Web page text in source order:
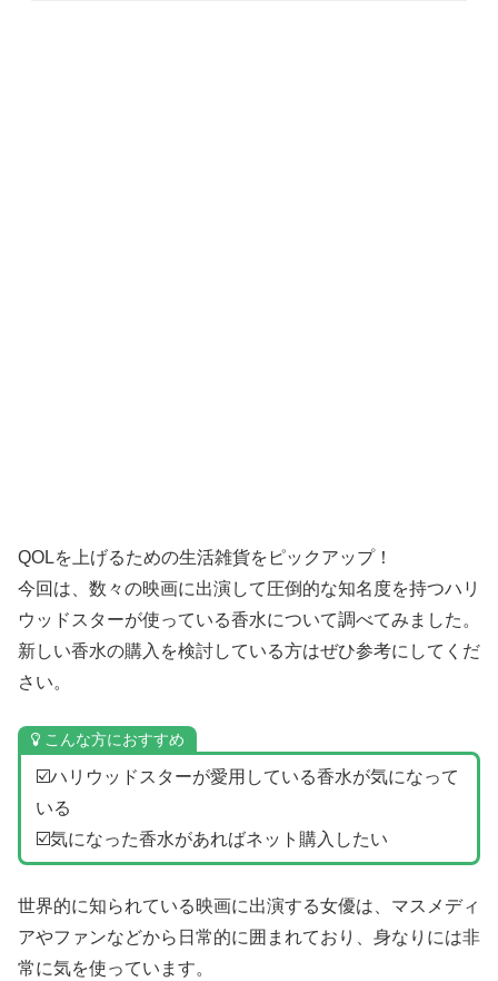
QOLを上げるための生活雑貨をピックアップ！
今回は、数々の映画に出演して圧倒的な知名度を持つハリ
ウッドスターが使っている香水について調べてみました。
新しい香水の購入を検討している方はぜひ参考にしてくだ
さい。
こんな方におすすめ
☑️ハリウッドスターが愛用している香水が気になって
いる
☑️気になった香水があればネット購入したい
世界的に知られている映画に出演する女優は、マスメディ
アやファンなどから日常的に囲まれており、身なりには非
常に気を使っています。